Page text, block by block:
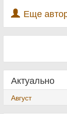
Еще
Актуально
Август